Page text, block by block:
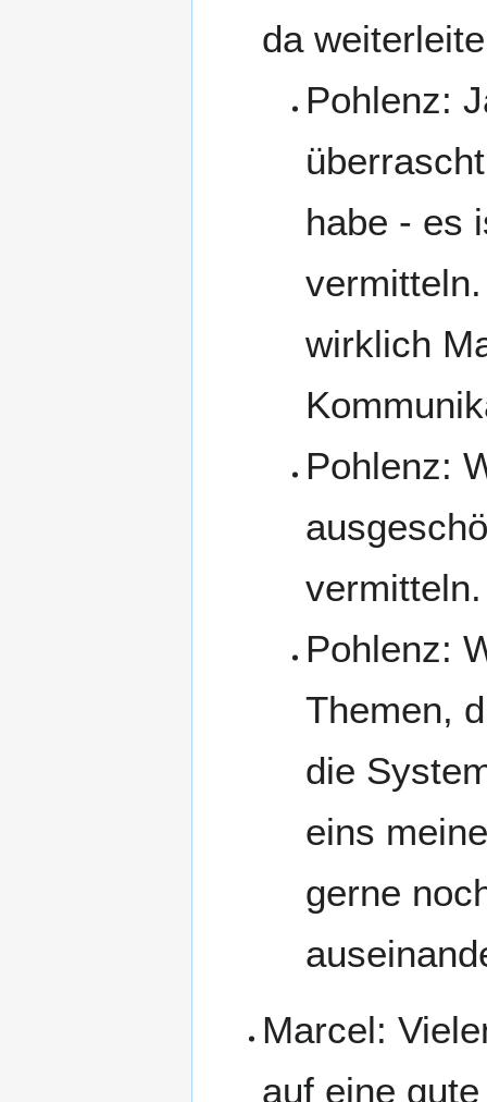
da
Pohlenz:
habe - es
wirklich
Pohlenz:
vermitteln.
Pohlenz:
Themen,
die
eins
gerne
Marcel:
auf eine